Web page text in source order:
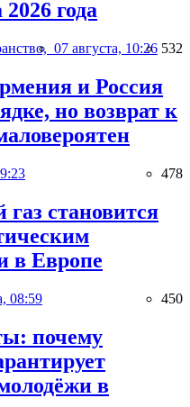
2026 года
07 августа, 10:26 532
и Россия
но возврат к
478
становится
в Европе
08:59 450
почему
в